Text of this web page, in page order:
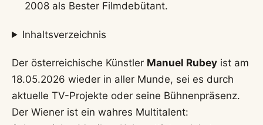
wurde er 2008 durch die Hauptrolle in der
noch!“ bekannt.
Aktuelles Bühnenprogramm:2026 ist er
gemeinsam mit dem Schauspieler Simon
Schwarz mit dem Kabarettprogramm „Das
Restaurant“ auf Tour.